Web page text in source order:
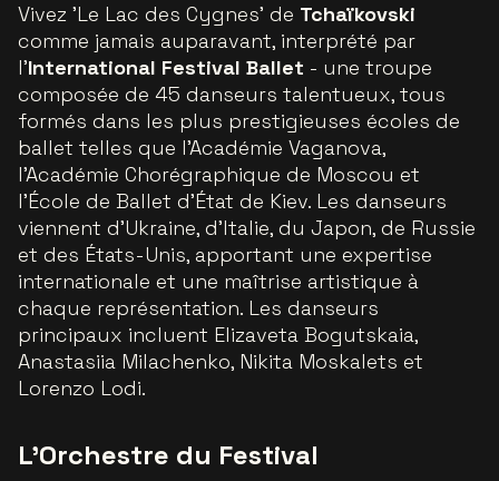
Vivez 'Le Lac des Cygnes' de Tchaïkovski
comme jamais auparavant, interprété par
l'International Festival Ballet - une troupe
composée de 45 danseurs talentueux, tous
formés dans les plus prestigieuses écoles de
ballet telles que l'Académie Vaganova,
l'Académie Chorégraphique de Moscou et
l'École de Ballet d'État de Kiev. Les danseurs
viennent d'Ukraine, d'Italie, du Japon, de Russie
et des États-Unis, apportant une expertise
internationale et une maîtrise artistique à
chaque représentation. Les danseurs
principaux incluent Elizaveta Bogutskaia,
Anastasiia Milachenko, Nikita Moskalets et
Lorenzo Lodi.
L'Orchestre du Festival